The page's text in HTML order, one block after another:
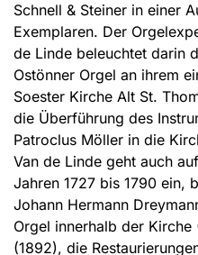
Schnell & Steiner in einer
Exemplaren. Der
de Linde beleuchtet darin
Ostönner Orgel an ihrem
Soester Kirche Alt St.
die Überführung des
Patroclus Möller in die
Van de Linde geht auch
Jahren 1727 bis 1790 ein,
Johann Hermann
Orgel innerhalb der
(1892), die